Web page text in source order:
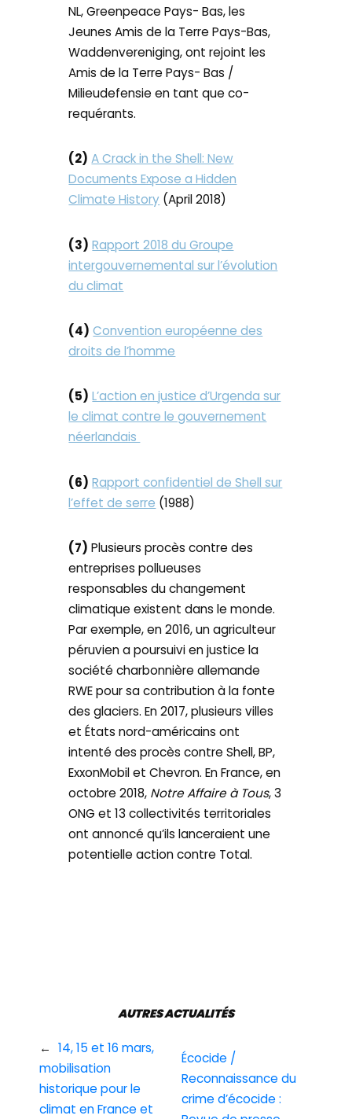
NL, Greenpeace Pays- Bas, les
Jeunes Amis de la Terre Pays-Bas,
Waddenvereniging, ont rejoint les
Amis de la Terre Pays- Bas /
Milieudefensie en tant que co-
requérants.
(2) A Crack in the Shell: New
Documents Expose a Hidden
Climate History (April 2018)
(3) Rapport 2018 du Groupe
intergouvernemental sur l’évolution
du climat
(4) Convention européenne des
droits de l’homme
(5) L’action en justice d’Urgenda sur
le climat contre le gouvernement
néerlandais
(6) Rapport confidentiel de Shell sur
l’effet de serre (1988)
(7) Plusieurs procès contre des
entreprises pollueuses
responsables du changement
climatique existent dans le monde.
Par exemple, en 2016, un agriculteur
péruvien a poursuivi en justice la
société charbonnière allemande
RWE pour sa contribution à la fonte
des glaciers. En 2017, plusieurs villes
et États nord-américains ont
intenté des procès contre Shell, BP,
ExxonMobil et Chevron. En France, en
octobre 2018, Notre Affaire à Tous, 3
ONG et 13 collectivités territoriales
ont annoncé qu’ils lanceraient une
potentielle action contre Total.
← 14, 15 et 16 mars,
mobilisation
historique pour le
climat en France et
AUTRES ACTUALITÉS
Écocide /
Reconnaissance du
crime d’écocide :